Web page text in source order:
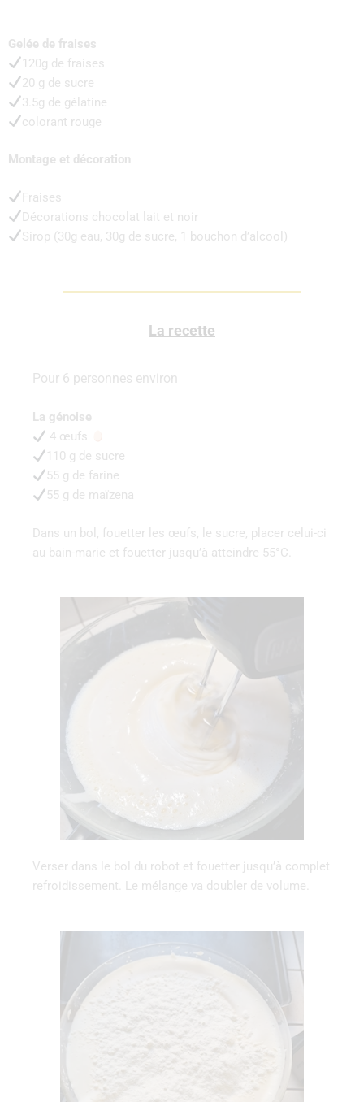
Gelée de fraises
120g de fraises
20‌ ‌g‌ ‌de‌ ‌sucre‌ ‌
3.5g de gélatine
colorant rouge
Montage et décoration
Fraises
Décorations chocolat lait et noir
Sirop (30g eau, 30g de sucre, 1 bouchon d’alcool)
La recette
Pour 6 personnes environ
La‌ ‌génoise‌ ‌
4 ‌œufs‌ ‌
110‌ ‌g‌ ‌de‌ ‌sucre‌ ‌
55 ‌g‌ ‌de‌ ‌farine‌ ‌
55 ‌g‌ ‌de‌ ‌maïzena‌ ‌
Dans‌ ‌un‌ ‌bol,‌ ‌fouetter ‌les‌ ‌œufs,‌ ‌le‌ ‌sucre,‌ ‌placer ‌celui-ci‌
‌au‌ ‌bain-marie‌ ‌et‌ ‌fouetter ‌jusqu’à‌ ‌atteindre‌ ‌55°C.‌ ‌
Verser ‌dans‌ ‌le‌ ‌bol‌ ‌du‌ ‌robot‌ ‌et‌ ‌fouetter ‌jusqu’à‌ ‌complet‌
‌refroidissement.‌ ‌Le‌ ‌mélange‌ ‌va‌ ‌doubler‌ ‌de‌ ‌volume.‌ ‌